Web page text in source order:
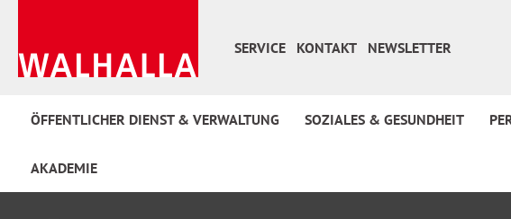
SERVICE
KONTAKT NEWSLETTER
ÖFFENTLICHER DIENST & VERWALTUNG SOZIALES & GESUNDHEIT
AKADEMIE